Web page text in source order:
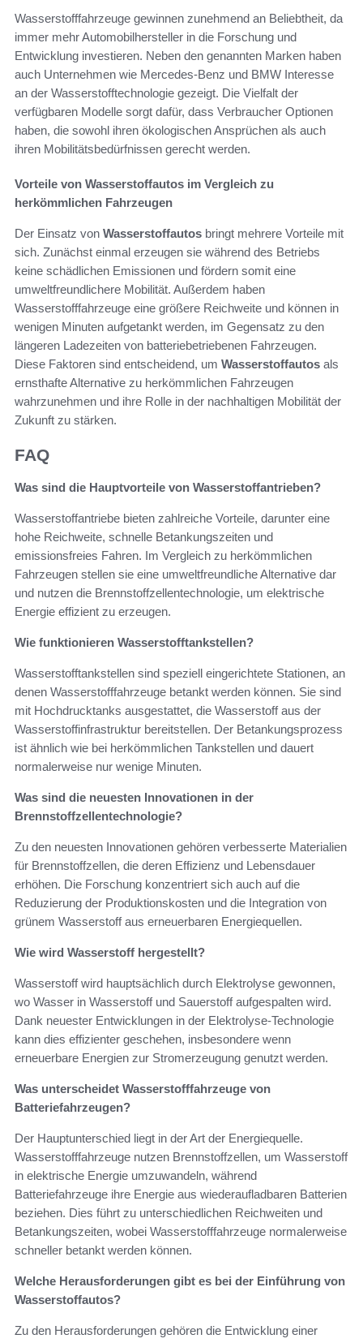
Wasserstofffahrzeuge gewinnen zunehmend an Beliebtheit, da
immer mehr Automobilhersteller in die Forschung und
Entwicklung investieren. Neben den genannten Marken haben
auch Unternehmen wie Mercedes-Benz und BMW Interesse
an der Wasserstofftechnologie gezeigt. Die Vielfalt der
verfügbaren Modelle sorgt dafür, dass Verbraucher Optionen
haben, die sowohl ihren ökologischen Ansprüchen als auch
ihren Mobilitätsbedürfnissen gerecht werden.
Vorteile von Wasserstoffautos im Vergleich zu
herkömmlichen Fahrzeugen
Der Einsatz von Wasserstoffautos bringt mehrere Vorteile mit
sich. Zunächst einmal erzeugen sie während des Betriebs
keine schädlichen Emissionen und fördern somit eine
umweltfreundlichere Mobilität. Außerdem haben
Wasserstofffahrzeuge eine größere Reichweite und können in
wenigen Minuten aufgetankt werden, im Gegensatz zu den
längeren Ladezeiten von batteriebetriebenen Fahrzeugen.
Diese Faktoren sind entscheidend, um Wasserstoffautos als
ernsthafte Alternative zu herkömmlichen Fahrzeugen
wahrzunehmen und ihre Rolle in der nachhaltigen Mobilität der
Zukunft zu stärken.
FAQ
Was sind die Hauptvorteile von Wasserstoffantrieben?
Wasserstoffantriebe bieten zahlreiche Vorteile, darunter eine
hohe Reichweite, schnelle Betankungszeiten und
emissionsfreies Fahren. Im Vergleich zu herkömmlichen
Fahrzeugen stellen sie eine umweltfreundliche Alternative dar
und nutzen die Brennstoffzellentechnologie, um elektrische
Energie effizient zu erzeugen.
Wie funktionieren Wasserstofftankstellen?
Wasserstofftankstellen sind speziell eingerichtete Stationen, an
denen Wasserstofffahrzeuge betankt werden können. Sie sind
mit Hochdrucktanks ausgestattet, die Wasserstoff aus der
Wasserstoffinfrastruktur bereitstellen. Der Betankungsprozess
ist ähnlich wie bei herkömmlichen Tankstellen und dauert
normalerweise nur wenige Minuten.
Was sind die neuesten Innovationen in der
Brennstoffzellentechnologie?
Zu den neuesten Innovationen gehören verbesserte Materialien
für Brennstoffzellen, die deren Effizienz und Lebensdauer
erhöhen. Die Forschung konzentriert sich auch auf die
Reduzierung der Produktionskosten und die Integration von
grünem Wasserstoff aus erneuerbaren Energiequellen.
Wie wird Wasserstoff hergestellt?
Wasserstoff wird hauptsächlich durch Elektrolyse gewonnen,
wo Wasser in Wasserstoff und Sauerstoff aufgespalten wird.
Dank neuester Entwicklungen in der Elektrolyse-Technologie
kann dies effizienter geschehen, insbesondere wenn
erneuerbare Energien zur Stromerzeugung genutzt werden.
Was unterscheidet Wasserstofffahrzeuge von
Batteriefahrzeugen?
Der Hauptunterschied liegt in der Art der Energiequelle.
Wasserstofffahrzeuge nutzen Brennstoffzellen, um Wasserstoff
in elektrische Energie umzuwandeln, während
Batteriefahrzeuge ihre Energie aus wiederaufladbaren Batterien
beziehen. Dies führt zu unterschiedlichen Reichweiten und
Betankungszeiten, wobei Wasserstofffahrzeuge normalerweise
schneller betankt werden können.
Welche Herausforderungen gibt es bei der Einführung von
Wasserstoffautos?
Zu den Herausforderungen gehören die Entwicklung einer